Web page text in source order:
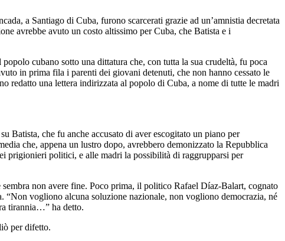
a Santiago di Cuba, furono scarcerati grazie ad un’amnistia decretata
avrebbe avuto un costo altissimo per Cuba, che Batista e i
cubano sotto una dittatura che, con tutta la sua crudeltà, fu poca
in prima fila i parenti dei giovani detenuti, che non hanno cessato le
redatto una lettera indirizzata al popolo di Cuba, a nome di tutte le madri
Batista, che fu anche accusato di aver escogitato un piano per
che, appena un lustro dopo, avrebbero demonizzato la Repubblica
prigionieri politici, e alle madri la possibilità di raggrupparsi per
non avere fine. Poco prima, il politico Rafael Díaz-Balart, cognato
“Non vogliono alcuna soluzione nazionale, non vogliono democrazia, né
tirannia…” ha detto.
per difetto.